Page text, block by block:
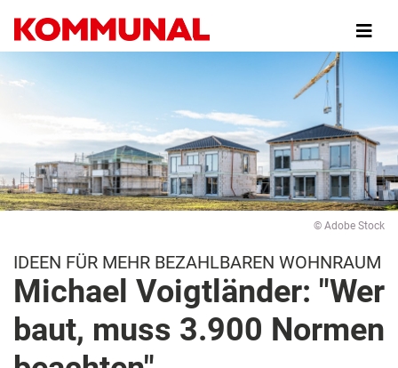
zum
Inhalt
© Adobe Stock
IDEEN FÜR MEHR BEZAHLBAREN WOHNRAUM
Michael Voigtländer: "Wer
baut, muss 3.900 Normen